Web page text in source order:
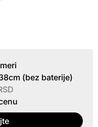
(bez baterije)